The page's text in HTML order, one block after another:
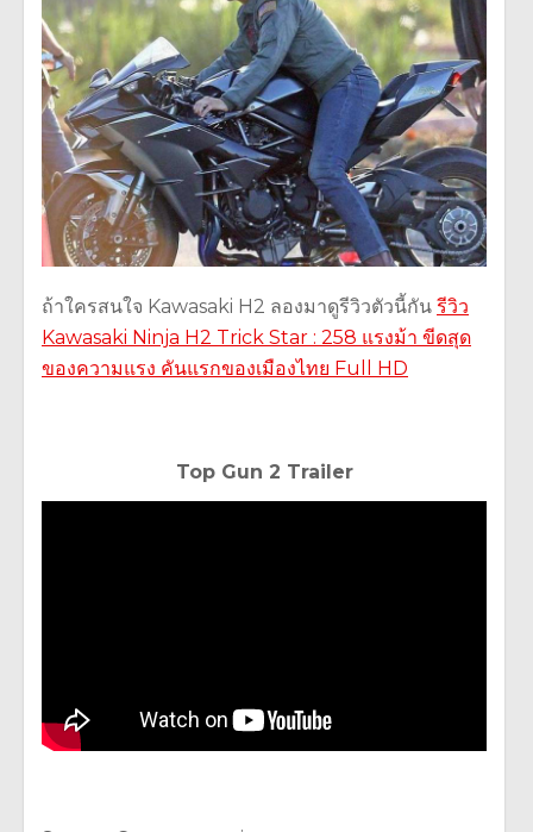
ถ้าใครสนใจ Kawasaki H2 ลองมาดูรีวิวตัวนี้กัน รีวิว
Kawasaki Ninja H2 Trick Star : 258 แรงม้า ขีดสุด
ของความแรง คันแรกของเมืองไทย Full HD
Top Gun 2 Trailer